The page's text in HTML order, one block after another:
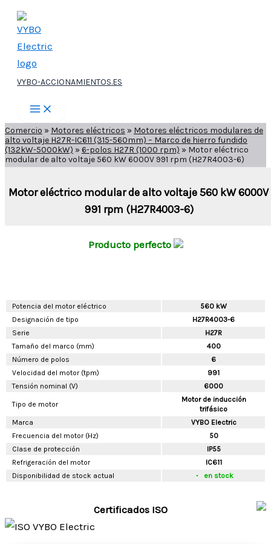
contenido
VYBO-ACCIONAMIENTOS.ES
Comercio » Motores eléctricos » Motores eléctricos modulares de
alto voltaje H27R-IC611 (315-560mm) – Marco de hierro fundido
(132kW-5000kW) » 6-polos H27R (1000 rpm) » Motor eléctrico
modular de alto voltaje 560 kW 6000V 991 rpm (H27R4003-6)
Motor eléctrico modular de alto voltaje 560 kW 6000V
991 rpm (H27R4003-6)
Producto perfecto
Potencia del motor eléctrico
560 kW
Designación de tipo
H27R4003-6
Serie
H27R
Tamaño del marco (mm)
400
Número de polos
6
Velocidad del motor (tpm)
991
Tensión nominal (V)
6000
Tipo de motor
Motor de inducción
trifásico
Marca
VYBO Electric
Frecuencia del motor (Hz)
50
Clase de protección
IP55
Refrigeración del motor
IC611
Disponibilidad de stock actual
en stock
Certificados ISO